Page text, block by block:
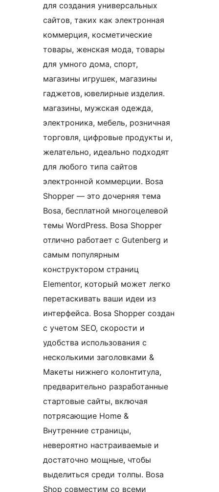
для создания универсальных
сайтов, таких как электронная
коммерция, косметические
товары, женская мода, товары
для умного дома, спорт,
магазины игрушек, магазины
гаджетов, ювелирные изделия.
магазины, мужская одежда,
электроника, мебель, розничная
торговля, цифровые продукты и,
желательно, идеально подходят
для любого типа сайтов
электронной коммерции. Bosa
Shopper — это дочерняя тема
Bosa, бесплатной многоцелевой
темы WordPress. Bosa Shopper
отлично работает с Gutenberg и
самым популярным
конструктором страниц
Elementor, который может легко
перетаскивать ваши идеи из
интерфейса. Bosa Shopper создан
с учетом SEO, скорости и
удобства использования с
несколькими заголовками &
Макеты нижнего колонтитула,
предварительно разработанные
стартовые сайты, включая
потрясающие Home &
Внутренние страницы,
невероятно настраиваемые и
достаточно мощные, чтобы
выделиться среди толпы. Bosa
Shop совместим со всеми